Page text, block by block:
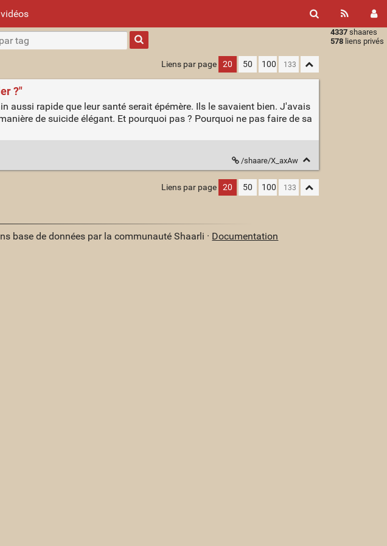
4337 shaares
578 liens privés
Type 1 or
more
characters
results.
Liens par page 20 50 100
?"
aussi rapide que leur santé serait épémère. Ils le savaient bien. J'avais
de suicide élégant. Et pourquoi pas ? Pourquoi ne pas faire de sa
/shaare/X_axAw
Liens par page 20 50 100
base de données par la communauté Shaarli · Documentation